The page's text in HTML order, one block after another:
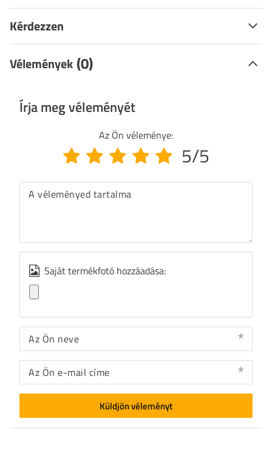
Kérdezzen
Vélemények (0)
Írja meg véleményét
Az Ön véleménye:
5/5
A véleményed tartalma
Saját termékfotó hozzáadása:
Az Ön neve
Az Ön e-mail címe
Küldjön véleményt